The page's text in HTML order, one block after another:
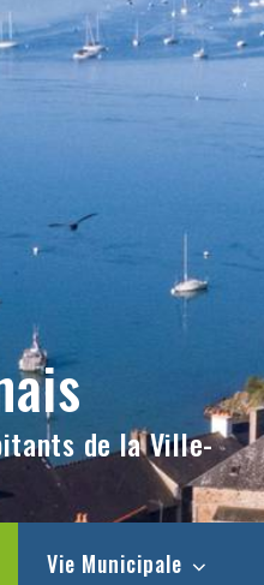
de la Ville-
Vie Municipale